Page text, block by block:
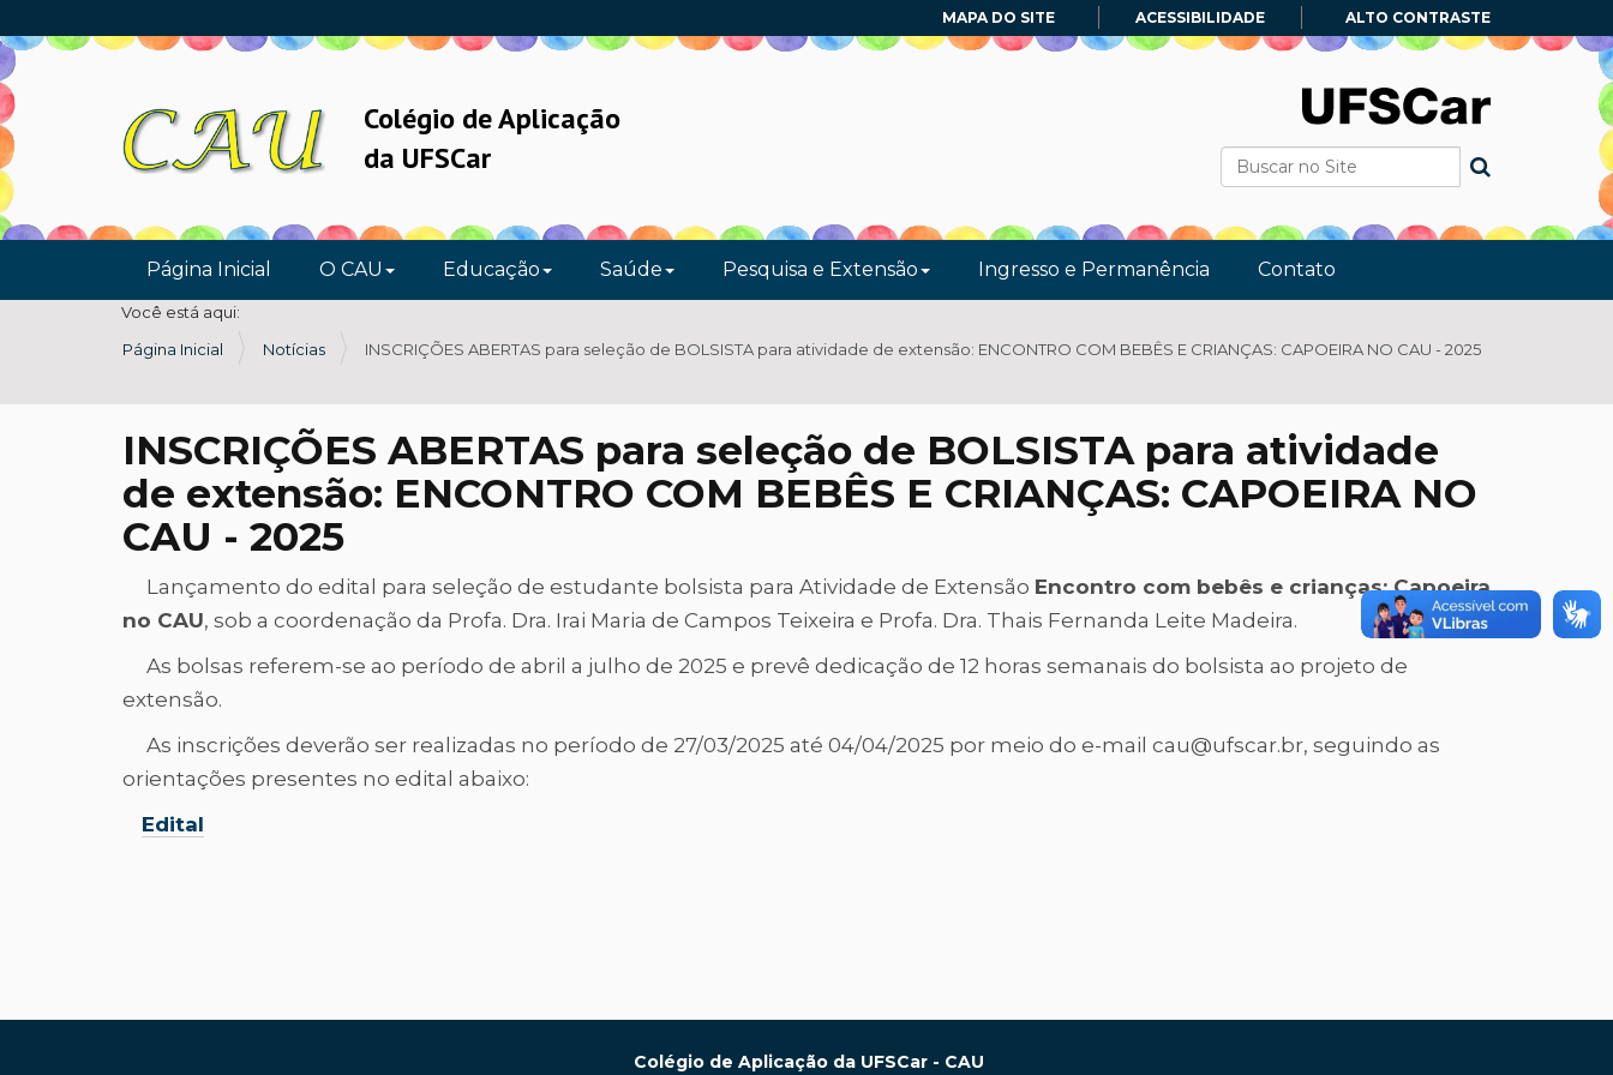
Colégio de Aplicação
da UFSCar
Busca
MAPA DO SITE ACESSIBILIDADE ALTO CONTRASTE
Página Inicial O CAU Educação Saúde Pesquisa e Extensão Ingresso e Permanência Contato
Você está aqui:
Página Inicial
Notícias INSCRIÇÕES ABERTAS para seleção de BOLSISTA para atividade de extensão: ENCONTRO COM BEBÊS E CRIANÇAS: CAPOEIRA NO CAU - 2025
INSCRIÇÕES ABERTAS para seleção de BOLSISTA para atividade
de extensão: ENCONTRO COM BEBÊS E CRIANÇAS: CAPOEIRA NO
CAU - 2025
Lançamento do edital para seleção de estudante bolsista para Atividade de Extensão Encontro com bebês e crianças: Capoeira
no CAU, sob a coordenação da Profa. Dra. Irai Maria de Campos Teixeira e Profa. Dra. Thais Fernanda Leite Madeira.
As bolsas referem-se ao período de abril a julho de 2025 e prevê dedicação de 12 horas semanais do bolsista ao projeto de
extensão.
As inscrições deverão ser realizadas no período de 27/03/2025 até 04/04/2025 por meio do e-mail cau@ufscar.br, seguindo as
orientações presentes no edital abaixo:
Edital
Colégio de Aplicação da UFSCar - CAU